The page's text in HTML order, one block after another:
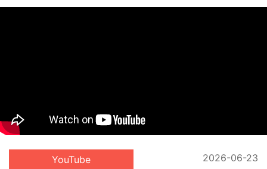
YouTube 2026-06-23